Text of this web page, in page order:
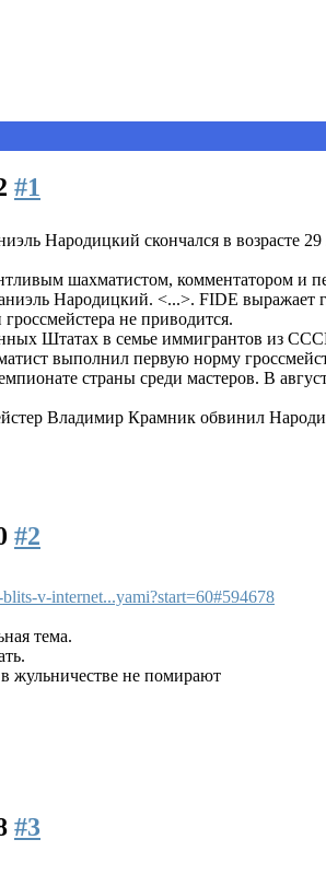
#1
Народицкий скончался в возрасте
шахматистом, комментатором и
Народицкий. <...>. FIDE выражает
не приводится.
Штатах в семье иммигрантов из
выполнил первую норму
страны среди мастеров. В
Владимир Крамник обвинил
#2
v-internet...yami?start=60#594678
тема.
жульничестве не помирают
#3